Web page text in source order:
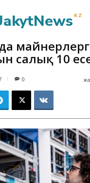
KZ
салық 10
0